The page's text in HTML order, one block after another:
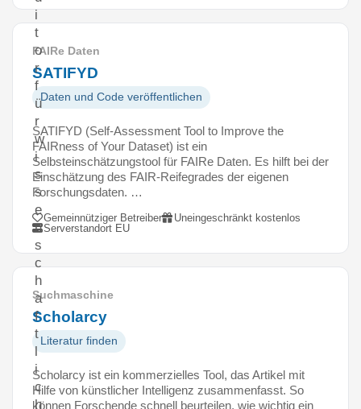
i
t
o
r
f
ü
r
w
i
s
s
e
n
s
c
h
a
f
t
l
i
c
h
FAIRe Daten
SATIFYD
Daten und Code veröffentlichen
SATIFYD (Self-Assessment Tool to Improve the
FAIRness of Your Dataset) ist ein
Selbsteinschätzungstool für FAIRe Daten. Es hilft bei der
Einschätzung des FAIR-Reifegrades der eigenen
Forschungsdaten. …
Gemeinnütziger Betreiber
Uneingeschränkt kostenlos
Serverstandort EU
Suchmaschine
Scholarcy
Literatur finden
Scholarcy ist ein kommerzielles Tool, das Artikel mit
Hilfe von künstlicher Intelligenz zusammenfasst. So
können Forschende schnell beurteilen, wie wichtig ein